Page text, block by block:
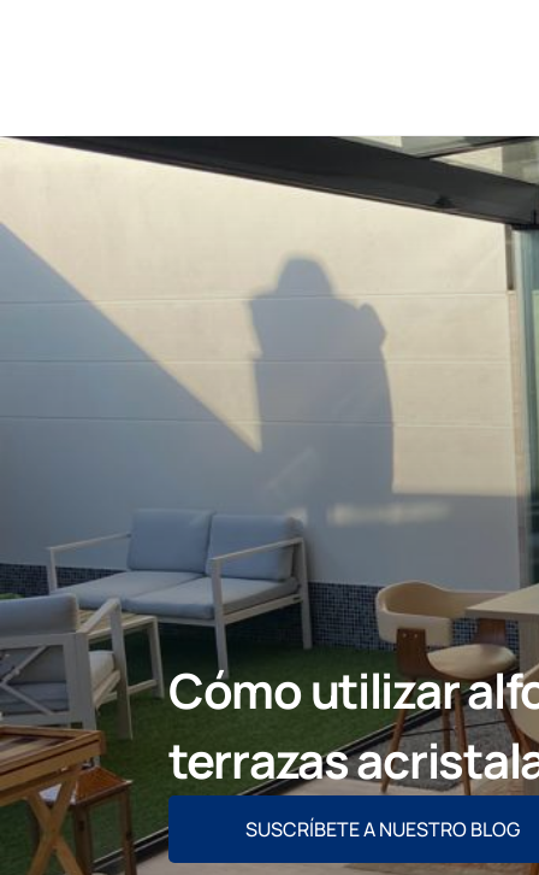
Cómo utilizar
terrazas
SUSCRÍBETE A NUESTRO BLOG